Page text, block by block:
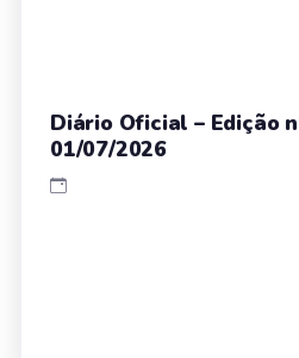
Diário Oficial – Edição
01/07/2026